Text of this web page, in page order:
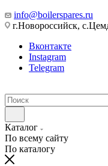
info@boilerspares.ru
г.Новороссийск,
Вконтакте
Instagram
Telegram
Каталог
По всему сайту
По каталогу